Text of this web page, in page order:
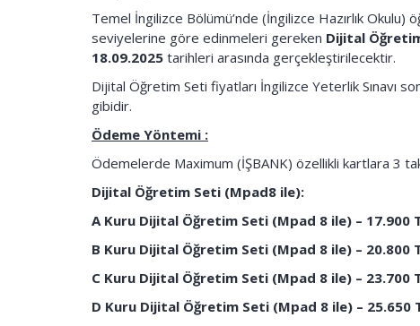
Temel İngilizce Bölümü’nde (İngilizce Hazırlık
seviyelerine göre edinmeleri gereken Dijital
18.09.2025 tarihleri arasında gerçekleştirilecektir.
Dijital Öğretim Seti fiyatları İngilizce Yeterlik Sınavı
gibidir.
Ödeme Yöntemi :
Ödemelerde Maximum (İŞBANK) özellikli kartlara 3
Dijital Öğretim Seti (Mpad8 ile):
A Kuru Dijital Öğretim Seti (Mpad 8 ile) – 17.900
B Kuru Dijital Öğretim Seti (Mpad 8 ile) – 20.800
C Kuru Dijital Öğretim Seti (Mpad 8 ile) – 23.700
D Kuru Dijital Öğretim Seti (Mpad 8 ile) – 25.650